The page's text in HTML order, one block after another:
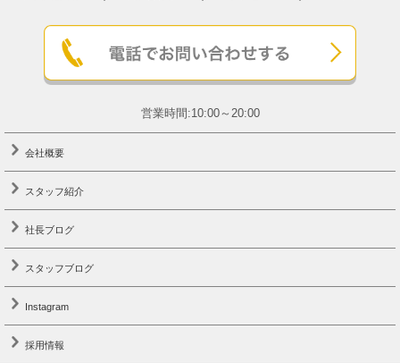
営業時間:10:00～20:00
会社概要
スタッフ紹介
社長ブログ
スタッフブログ
Instagram
採用情報